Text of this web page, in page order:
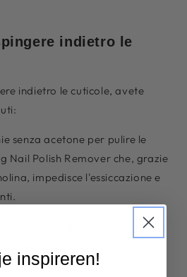
indietro le
indietro le cuticole, avete
senza acetone per pulire le
Nail Polish Remover che, grazie
impedisce l'essiccazione e
cuticole, si eliminano le cuticole
la superficie dell'unghia.
inspireren!